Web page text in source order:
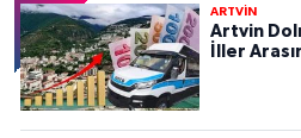
ARTVİN
Artvin
İller